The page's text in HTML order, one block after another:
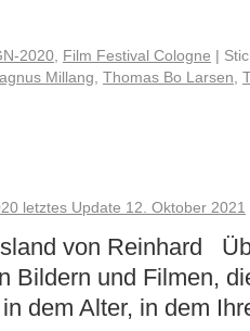
2020 Film Festival Cologne |
Millang Thomas Bo Larsen
letztes Update 12. Oktober 2021
von Reinhard
Bildern und Filmen,
dem Alter, in dem